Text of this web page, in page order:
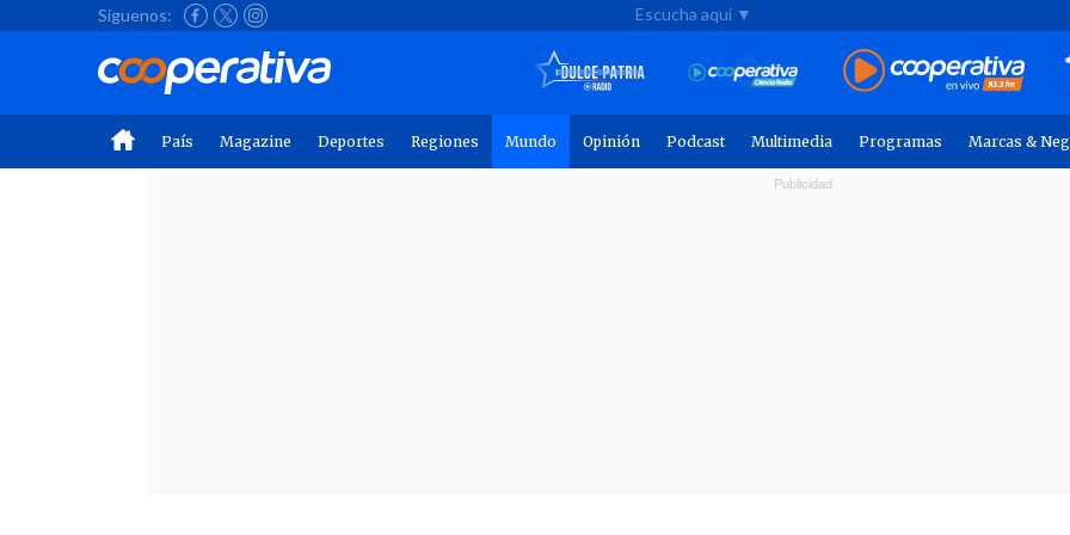
Síguenos: Escucha aquí ▼
País Magazine Deportes Regiones Mundo Opinión Podcast Multimedia Programas Marcas &